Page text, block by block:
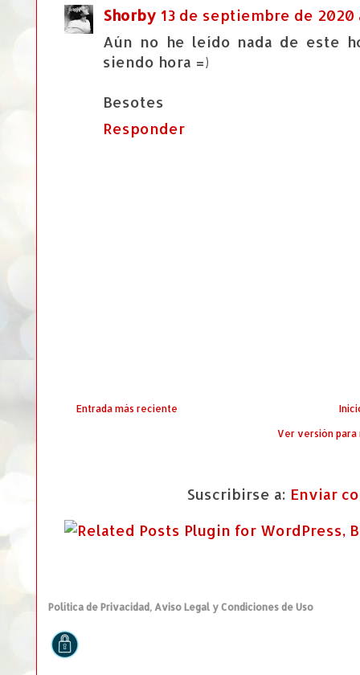
Shorby 13 de septiembre de 2020
Aún no he leído nada de este
siendo hora =)
Besotes
Responder
Entrada más reciente
Ver versión
Suscribirse a: Enviar
Política de Privacidad, Aviso Legal y Condiciones de Uso